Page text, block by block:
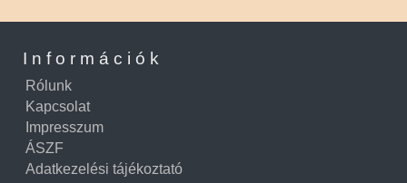
Információk
Rólunk
Kapcsolat
Impresszum
ÁSZF
Adatkezelési tájékoztató